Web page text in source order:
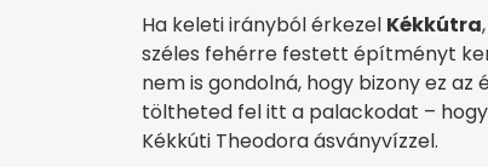
Ha keleti irányból érkezel Kékkútra
széles fehérre festett építményt
nem is gondolná, hogy bizony ez
töltheted fel itt a palackodat –
Kékkúti Theodora ásványvízzel.